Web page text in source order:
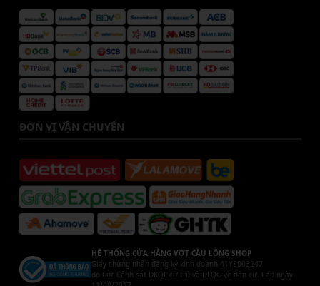
ĐƠN VỊ VẬN CHUYỂN
HỆ THỐNG CỬA HÀNG VỢT CẦU LÔNG SHOP
Giấy chứng nhận đăng ký kinh doanh 41Y8003247
do Cục Cảnh sát ĐKQL cư trú và DLQG về dân cư. Cấp ngày